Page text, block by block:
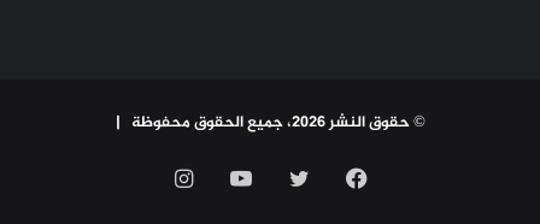
© حقوق النشر 2026، جميع الحقوق محفوظة |
فيسبوك تويتر يوتيوبانستقرام